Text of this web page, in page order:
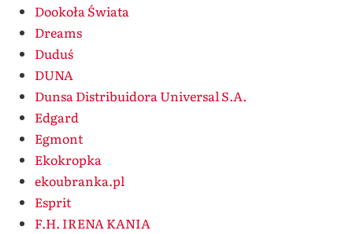
Dookoła Świata
Dreams
Duduś
DUNA
Dunsa Distribuidora Universal S.A.
Edgard
Egmont
Ekokropka
ekoubranka.pl
Esprit
F.H. IRENA KANIA